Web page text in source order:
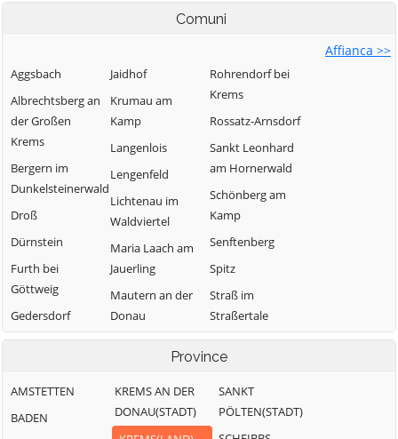
Comuni
Affianca >>
Aggsbach
Albrechtsberg an
der Großen
Krems
Bergern im
Dunkelsteinerwald
Droß
Dürnstein
Furth bei
Göttweig
Gedersdorf
Gföhl
Hadersdorf-
Kammern
Jaidhof
Krumau am
Kamp
Langenlois
Lengenfeld
Lichtenau im
Waldviertel
Maria Laach am
Jauerling
Mautern an der
Donau
Mühldorf
Rastenfeld
Rohrendorf bei
Krems
Rossatz-Arnsdorf
Sankt Leonhard
am Hornerwald
Schönberg am
Kamp
Senftenberg
Spitz
Straß im
Straßertale
Stratzing
Walde
Weißenkirchen in
Province
AMSTETTEN
BADEN
KREMS AN DER
DONAU(STADT)
SANKT
PÖLTEN(STADT)